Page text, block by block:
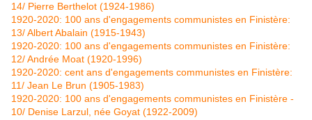
14/ Pierre Berthelot (1924-1986)
1920-2020: 100 ans d'engagements communistes en Finistère:
13/ Albert Abalain (1915-1943)
1920-2020: 100 ans d'engagements communistes en Finistère:
12/ Andrée Moat (1920-1996)
1920-2020: cent ans d'engagements communistes en Finistère:
11/ Jean Le Brun (1905-1983)
1920-2020: 100 ans d'engagements communistes en Finistère -
10/ Denise Larzul, née Goyat (1922-2009)